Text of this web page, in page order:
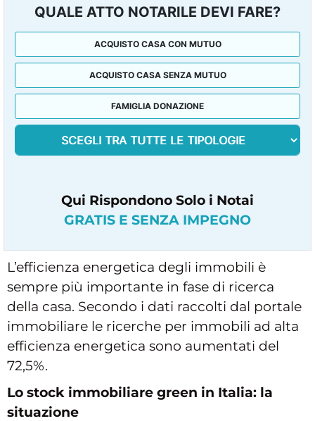
QUALE ATTO NOTARILE DEVI FARE?
ACQUISTO CASA CON MUTUO
ACQUISTO CASA SENZA MUTUO
FAMIGLIA DONAZIONE
Qui Rispondono Solo i Notai
GRATIS E SENZA IMPEGNO
L’efficienza energetica degli immobili è
sempre più importante in fase di ricerca
della casa. Secondo i dati raccolti dal portale
immobiliare le ricerche per immobili ad alta
efficienza energetica sono aumentati del
72,5%.
Lo stock immobiliare green in Italia: la
situazione